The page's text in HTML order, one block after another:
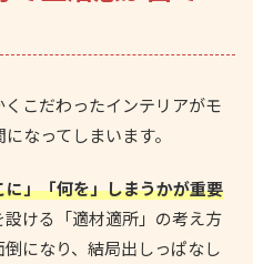
こだわったインテリアがモ
なってしまいます。
」「何を」しまうかが重要
ける「適材適所」の考え方
になり、結局出しっぱなし